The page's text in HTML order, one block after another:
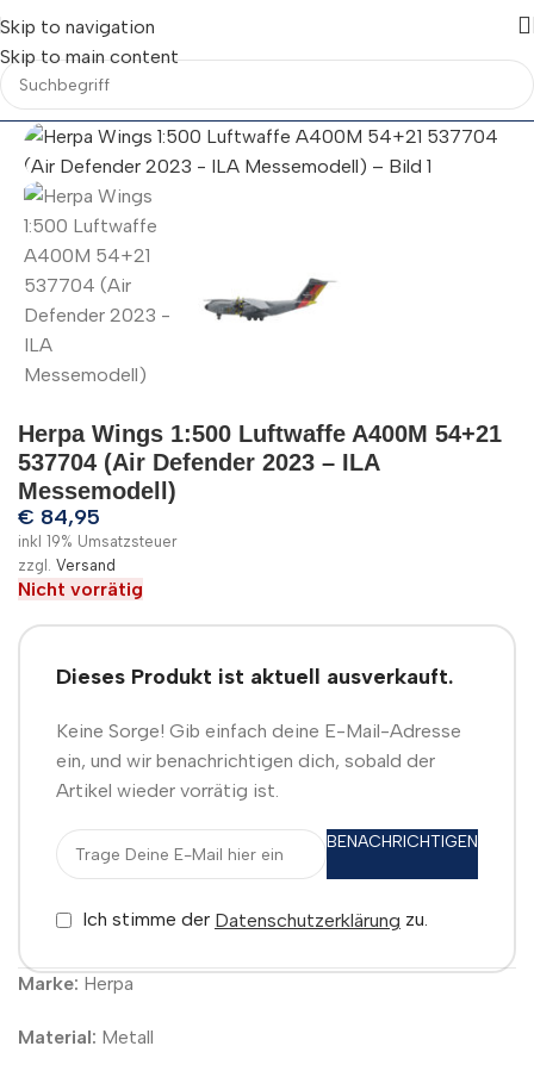
Skip to navigation
Skip to main content
Herpa Wings 1:500 Luftwaffe A400M 54+21
537704 (Air Defender 2023 – ILA
Messemodell)
€ 84,95
inkl 19% Umsatzsteuer
zzgl. Versand
Nicht vorrätig
Dieses Produkt ist aktuell ausverkauft.
Keine Sorge! Gib einfach deine E-Mail-Adresse
ein, und wir benachrichtigen dich, sobald der
Artikel wieder vorrätig ist.
BENACHRICHTIGEN
Ich stimme der Datenschutzerklärung zu.
Marke: Herpa
Material: Metall